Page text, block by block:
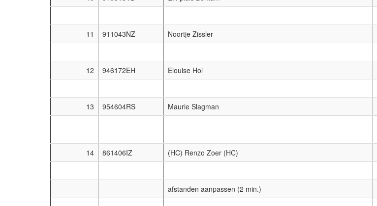
11
911043NZ Noortje Zissler
12
946172EH Elouise Hol
13
954604RS Maurie Slagman
14
861406IZ (HC) Renzo Zoer (HC)
afstanden aanpassen (2 min.)